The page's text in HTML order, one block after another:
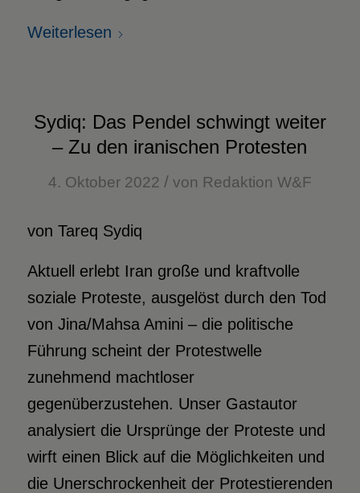
Weiterlesen
Sydiq: Das Pendel schwingt weiter
– Zu den iranischen Protesten
4. Oktober 2022 / von Redaktion W&F
von Tareq Sydiq
Aktuell erlebt Iran große und kraftvolle
soziale Proteste, ausgelöst durch den Tod
von Jina/Mahsa Amini – die politische
Führung scheint der Protestwelle
zunehmend machtloser
gegenüberzustehen. Unser Gastautor
analysiert die Ursprünge der Proteste und
wirft einen Blick auf die Möglichkeiten und
die Unerschrockenheit der Protestierenden